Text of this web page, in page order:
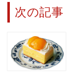
次の記事